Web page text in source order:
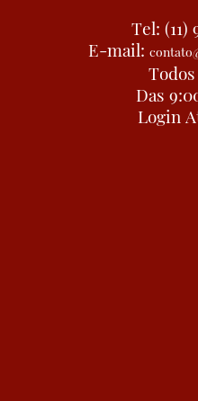
Tel: (11)
E-mail:
Das
Login